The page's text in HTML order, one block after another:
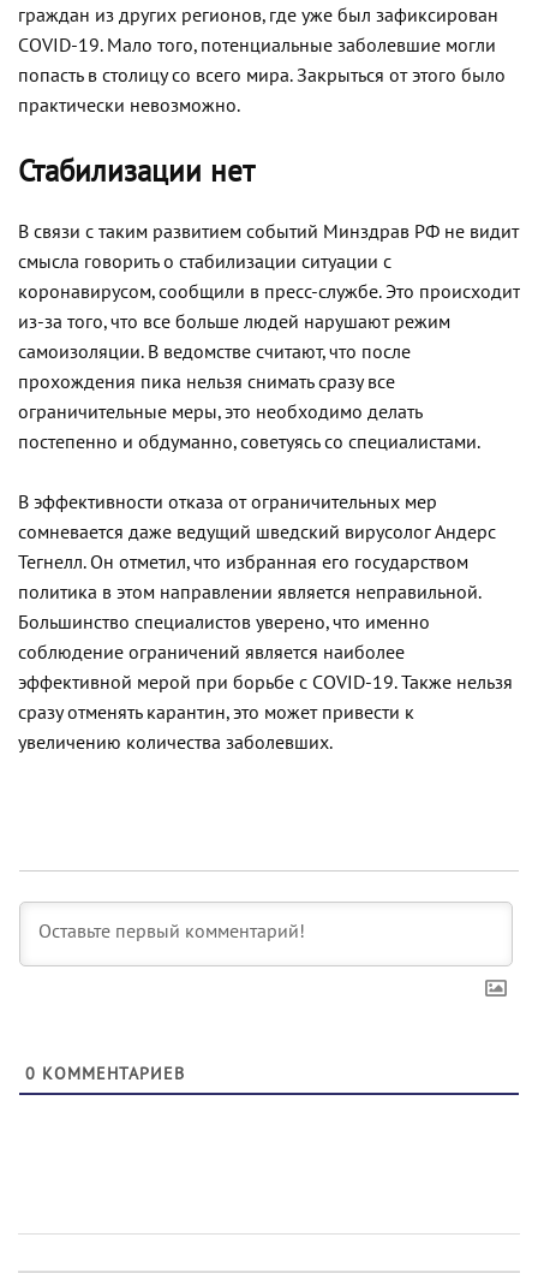
граждан из других регионов, где уже был зафиксирован
COVID-19. Мало того, потенциальные заболевшие могли
попасть в столицу со всего мира. Закрыться от этого было
практически невозможно.
Стабилизации нет
В связи с таким развитием событий Минздрав РФ не видит
смысла говорить о стабилизации ситуации с
коронавирусом, сообщили в пресс-службе. Это происходит
из-за того, что все больше людей нарушают режим
самоизоляции. В ведомстве считают, что после
прохождения пика нельзя снимать сразу все
ограничительные меры, это необходимо делать
постепенно и обдуманно, советуясь со специалистами.
В эффективности отказа от ограничительных мер
сомневается даже ведущий шведский вирусолог Андерс
Тегнелл. Он отметил, что избранная его государством
политика в этом направлении является неправильной.
Большинство специалистов уверено, что именно
соблюдение ограничений является наиболее
эффективной мерой при борьбе с COVID-19. Также нельзя
сразу отменять карантин, это может привести к
увеличению количества заболевших.
0 КОММЕНТАРИЕВ